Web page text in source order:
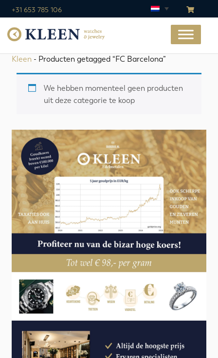
+31 653 785 106
Kleen - Producten getagged “FC Barcelona”
We hebben momenteel geen producten
uit deze categorie te koop